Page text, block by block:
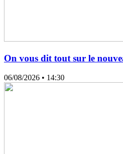
On vous dit tout sur le
06/08/2026 • 14:30